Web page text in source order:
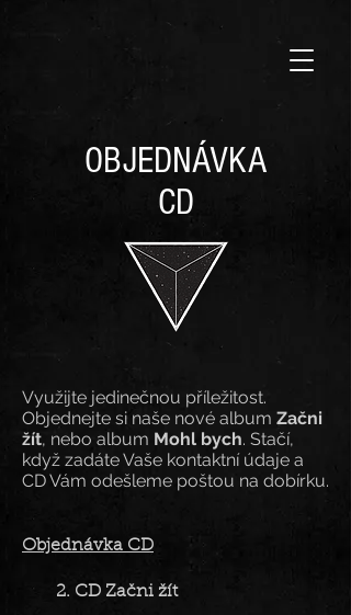
OBJEDNÁVKA
CD
Využijte jedinečnou příležitost.
Objednejte si naše nové album Začni
žít, nebo album Mohl bych. Stačí,
když zadáte Vaše kontaktní údaje a
CD Vám odešleme poštou na dobírku.
Objednávka CD
2. CD Začni žít